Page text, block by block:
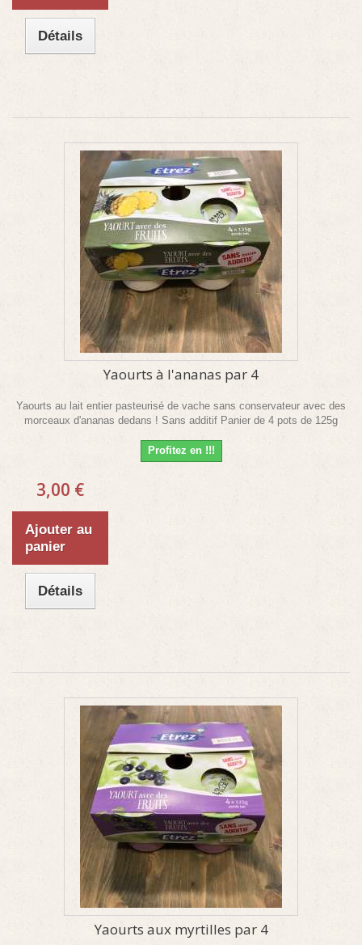
Détails
Yaourts à l'ananas par 4
Yaourts au lait entier pasteurisé de vache sans conservateur avec des
morceaux d'ananas dedans ! Sans additif Panier de 4 pots de 125g
Profitez en !!!
3,00 €
Ajouter au
panier
Détails
Yaourts aux myrtilles par 4